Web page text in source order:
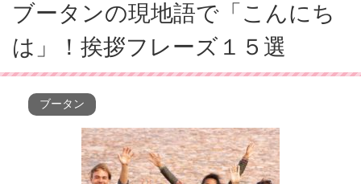
ブータンの現地語で「こんにち
は」！挨拶フレーズ１５選
ブータン